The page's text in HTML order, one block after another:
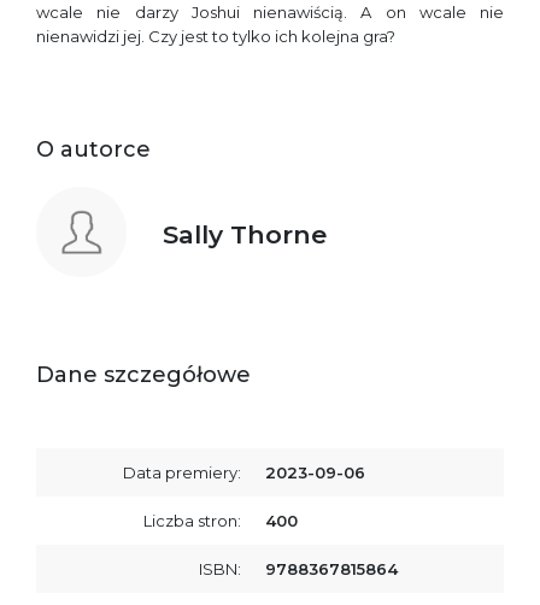
wcale nie darzy Joshui nienawiścią. A on wcale nie
nienawidzi jej. Czy jest to tylko ich kolejna gra?
O autorce
Sally Thorne
Dane szczegółowe
Data premiery: 2023-09-06
Liczba stron: 400
ISBN: 9788367815864